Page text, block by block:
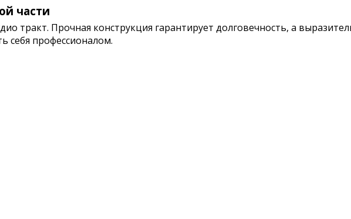
части
тракт. Прочная конструкция гарантирует долговечность, а
себя профессионалом.